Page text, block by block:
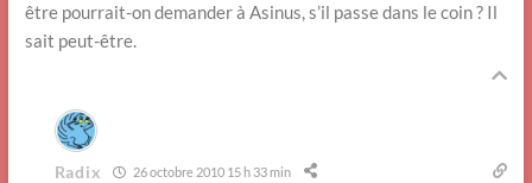
être pourrait-on demander à Asinus, s’il passe dans le coin ? Il
sait peut-être.
Radix 26 octobre 2010 15 h 33 min